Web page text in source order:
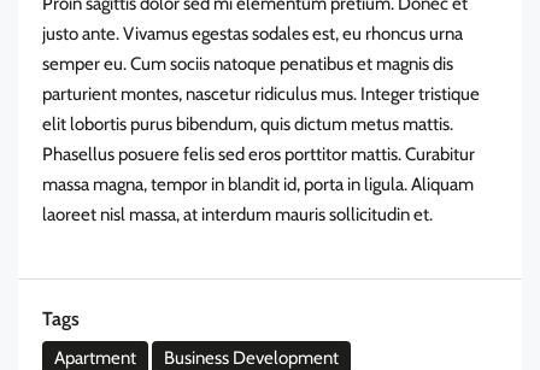
justo ante. Vivamus egestas sodales est, eu rhoncus urna
semper eu. Cum sociis natoque penatibus et magnis dis
parturient montes, nascetur ridiculus mus. Integer tristique
elit lobortis purus bibendum, quis dictum metus mattis.
Phasellus posuere felis sed eros porttitor mattis. Curabitur
massa magna, tempor in blandit id, porta in ligula. Aliquam
laoreet nisl massa, at interdum mauris sollicitudin et.
Tags
Apartment
Business Development